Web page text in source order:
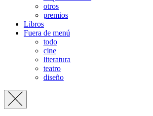
otros
premios
Libros
Fuera de menú
todo
cine
literatura
teatro
diseño